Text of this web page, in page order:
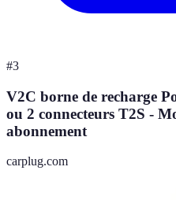
#3
V2C borne de recharge
ou 2 connecteurs T2S -
abonnement
carplug.com